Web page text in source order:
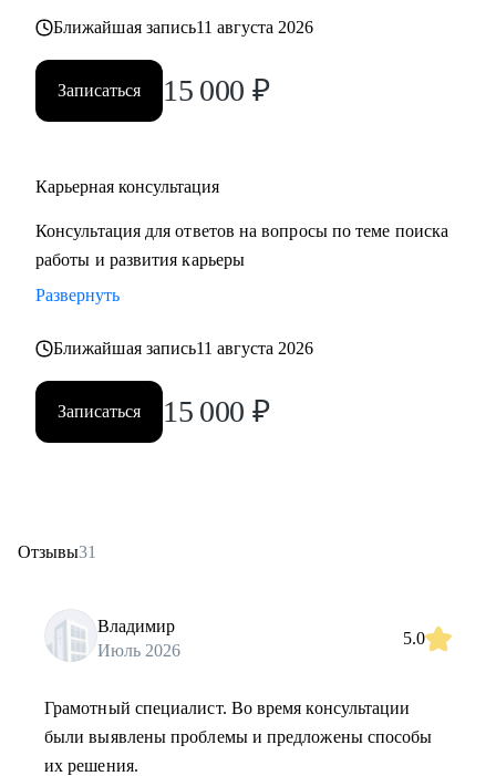
также замотивировать на движение к желаемой цели.
Ближайшая запись11 августа 2026
Записаться 15 000 ₽
Карьерная консультация
Консультация для ответов на вопросы по теме поиска
работы и развития карьеры
Развернуть
Ближайшая запись11 августа 2026
Записаться 15 000 ₽
Отзывы31
Владимир
Июль 2026
5.0
Грамотный специалист. Во время консультации
были выявлены проблемы и предложены способы
их решения.